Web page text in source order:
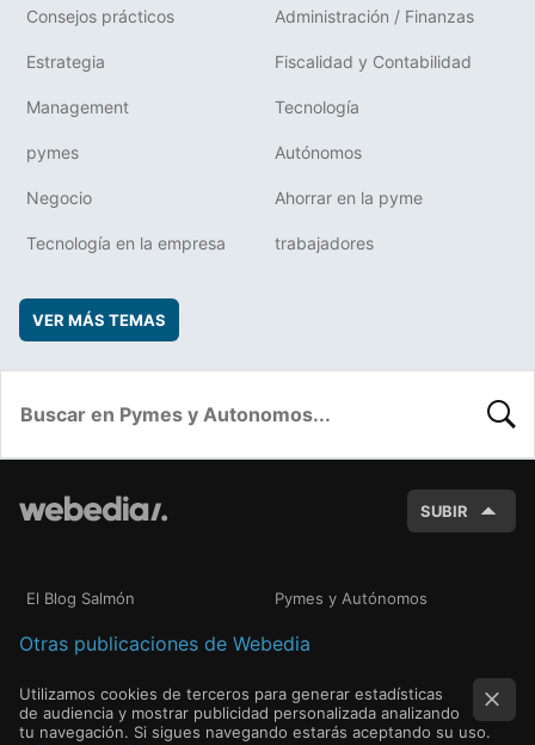
Consejos prácticos Administración / Finanzas
Estrategia Fiscalidad y Contabilidad
Management Tecnología
pymes Autónomos
Negocio Ahorrar en la pyme
Tecnología en la empresa trabajadores
VER MÁS TEMAS
SUBIR
El Blog Salmón Pymes y Autónomos
Otras publicaciones de Webedia
Utilizamos cookies de terceros para generar estadísticas
de audiencia y mostrar publicidad personalizada analizando
tu navegación. Si sigues navegando estarás aceptando su uso.